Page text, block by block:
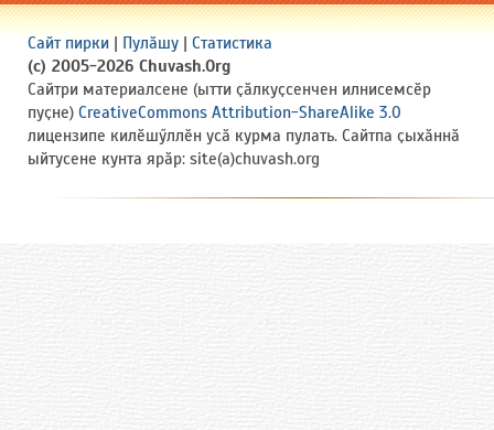
Сайт пирки | Пулӑшу | Статистика
(c) 2005-2026 Chuvash.Org
Сайтри материалсене (ытти ҫӑлкуҫсенчен илнисемсӗр
пуҫне) CreativeCommons Attribution-ShareAlike 3.0
лицензипе килӗшӳллӗн усӑ курма пулать. Сайтпа ҫыхӑннӑ
ыйтусене кунта ярӑр: site(a)chuvash.org